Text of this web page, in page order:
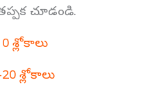
చూడండి.
శ్లోకాలు
20 శ్లోకాలు